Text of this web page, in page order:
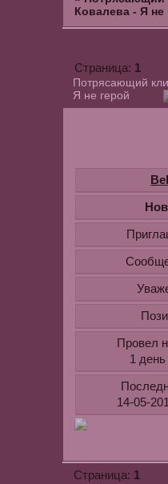
Ковалева - Я не
Потрясающий
Я не герой
Страница: 1
Провел
1
14-05-
Страница: 1